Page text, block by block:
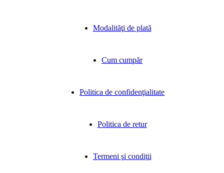
Modalităţi de plată
Cum cumpăr
Politica de confidenţialitate
Politica de retur
Termeni şi condiţii